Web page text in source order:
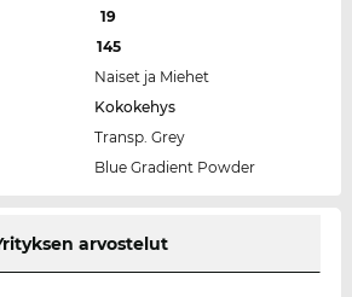
19
145
Naiset ja Miehet
Kokokehys
Transp. Grey
Blue Gradient Powder
arvostelut